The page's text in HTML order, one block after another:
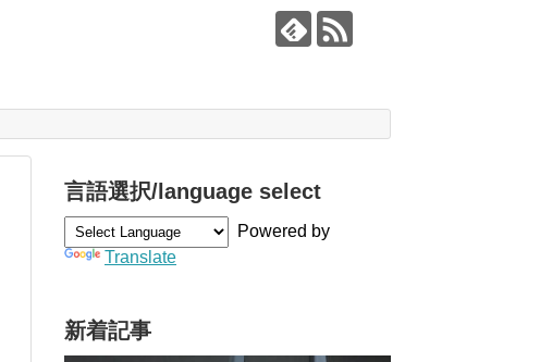
言語選択/language select
Powered by
Translate
新着記事